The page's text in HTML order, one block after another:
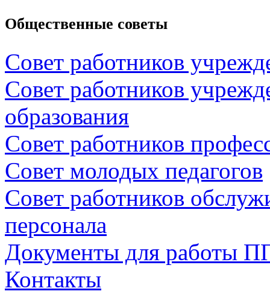
Общественные советы
Совет работников
Совет работников
образования
Совет работников
Совет молодых педагогов
Совет работников
персонала
Документы для работы
Контакты